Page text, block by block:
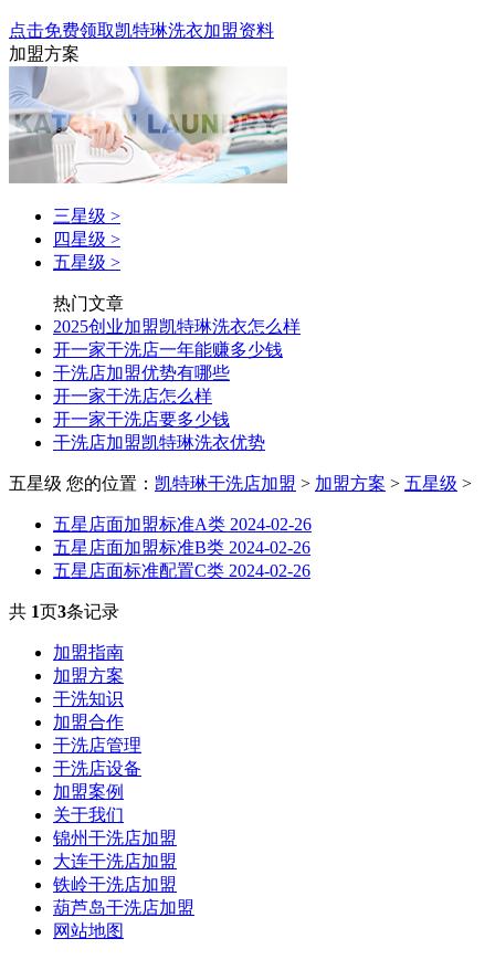
点击免费领取凯特琳洗衣加盟资料
加盟方案
三星级 >
四星级 >
五星级 >
热门文章
2025创业加盟凯特琳洗衣怎么样
开一家干洗店一年能赚多少钱
干洗店加盟优势有哪些
开一家干洗店怎么样
开一家干洗店要多少钱
干洗店加盟凯特琳洗衣优势
五星级 您的位置： 凯特琳干洗店加盟 > 加盟方案 > 五星级 >
五星店面加盟标准A类 2024-02-26
五星店面加盟标准B类 2024-02-26
五星店面标准配置C类 2024-02-26
共 1页3条记录
加盟指南
加盟方案
干洗知识
加盟合作
干洗店管理
干洗店设备
加盟案例
关于我们
锦州干洗店加盟
大连干洗店加盟
铁岭干洗店加盟
葫芦岛干洗店加盟
网站地图